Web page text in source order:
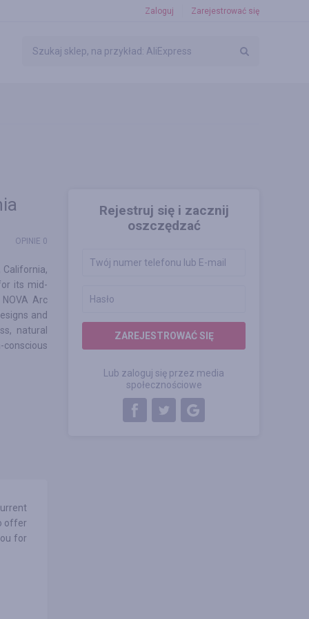
Zaloguj Zarejestrować się
Rejestruj się i zacznij
oszczędzać
ZAREJESTROWAĆ SIĘ
Lub zaloguj się przez media
społecznościowe
OPINIE 0
California,
its mid-
Arc
and
natural
offer
for